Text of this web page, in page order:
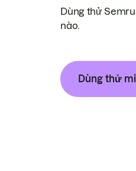
Dùng thử
nào.
Dùng thử